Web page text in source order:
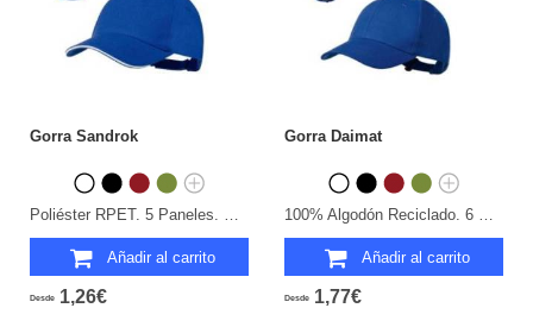
Gorra Sandrok
Poliéster RPET. 5 Paneles. Cierre Velcro.
Añadir al carrito
Desde 1,26€
Gorra Daimat
100% Algodón Reciclado. 6 Paneles. Cierre Hebilla.
Añadir al carrito
Desde 1,77€